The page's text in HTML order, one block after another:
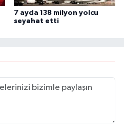
7 ayda 138 milyon yolcu
seyahat etti